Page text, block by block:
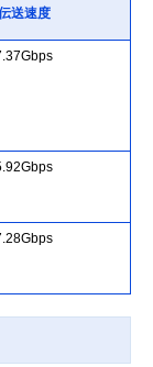
送速度